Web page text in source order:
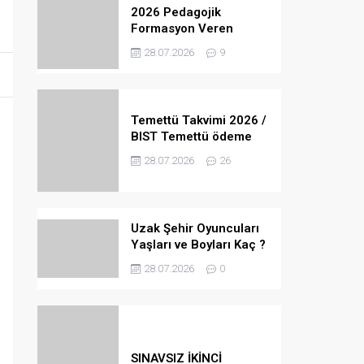
2026 Pedagojik
Formasyon Veren
Üniversiteler
28.07.2026 9
Temettü Takvimi 2026 /
BIST Temettü ödeme
yapacak hisse senetleri
ve tarihleri
28.07.2026 26
Uzak Şehir Oyuncuları
Yaşları ve Boyları Kaç ?
28.07.2026 0
SINAVSIZ İKİNCİ